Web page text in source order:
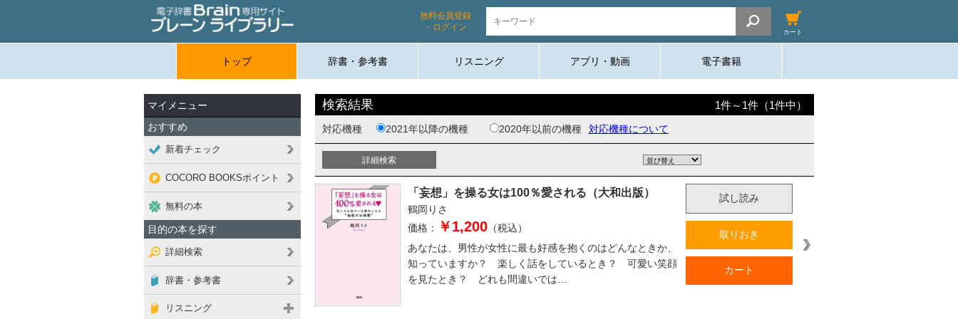
無料会員登録
・ログイン
カート
トップ 辞書・参考書 リスニング アプリ・動画 電子書籍
検索結果 1件～ 1件（1件中）
対応機種 2021年以降の機種 2020年以前の機種 対応機種について
「妄想」を操る女は100％愛される（大和出版）
鶴岡りさ
価格：
￥1,200 （税込）
試し読み
取りおき
カート
あなたは、男性が女性に最も好感を抱くのはどんなときか、
知っていますか？ 楽しく話をしているとき？ 可愛い笑顔
を見たとき？ どれも間違いでは…
マイメニュー
おすすめ
新着チェック
COCORO BOOKSポイント
無料の本
目的の本を探す
詳細検索
辞書・参考書
リスニング